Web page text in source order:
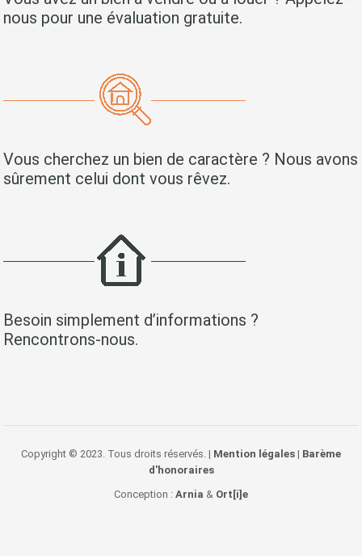
nous pour une évaluation gratuite.
Vous cherchez un bien de caractère ? Nous avons
sûrement celui dont vous rêvez.
Besoin simplement d’informations ?
Rencontrons-nous.
Copyright © 2023. Tous droits réservés. | Mention légales | Barème
d'honoraires
Conception : Arnia & Ort[i]e